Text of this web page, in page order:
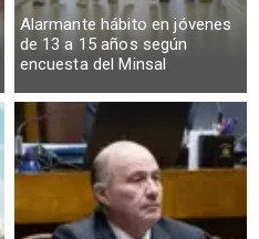
Alarmante hábito en jóvenes
de 13 a 15 años según
encuesta del Minsal